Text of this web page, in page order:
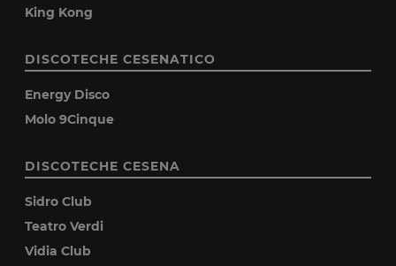
King Kong
DISCOTECHE CESENATICO
Energy Disco
Molo 9Cinque
DISCOTECHE CESENA
Sidro Club
Teatro Verdi
Vidia Club